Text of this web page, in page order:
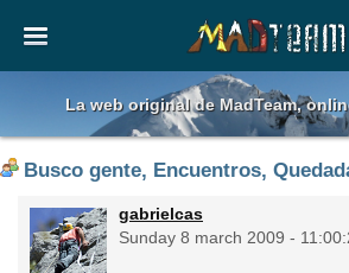
La web original de MadTeam,
Busco gente, Encuentros,
gabrielcas
Sunday 8 march 2009 -